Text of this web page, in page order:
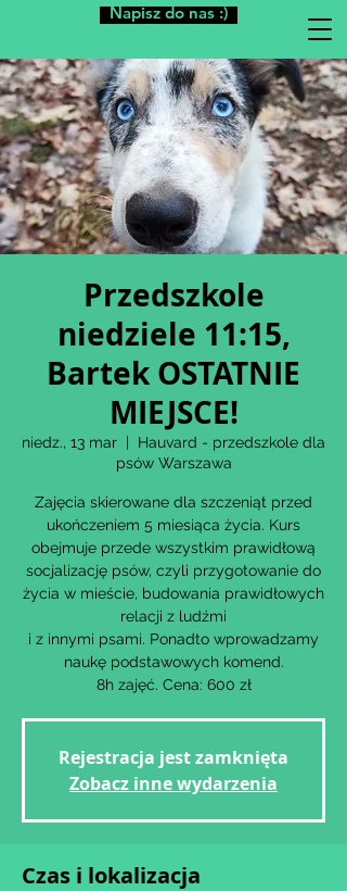
Napisz do nas :)
Przedszkole
niedziele 11:15,
Bartek OSTATNIE
MIEJSCE!
niedz., 13 mar
  |
Hauvard - przedszkole dla
psów Warszawa
Zajęcia skierowane dla szczeniąt przed
ukończeniem 5 miesiąca życia. Kurs
obejmuje przede wszystkim prawidłową
socjalizację psów, czyli przygotowanie do
życia w mieście, budowania prawidłowych
relacji z ludźmi
i z innymi psami. Ponadto wprowadzamy
naukę podstawowych komend.
8h zajęć. Cena: 600 zł
Rejestracja jest zamknięta
Zobacz inne wydarzenia
Czas i lokalizacja